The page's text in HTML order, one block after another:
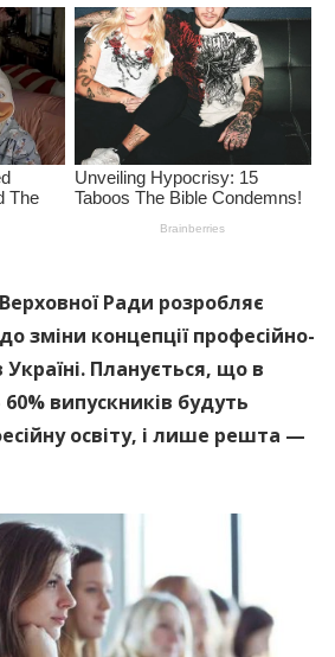
Ради розробляє
зміни концепції професійно-
Україні. Планується, що в
випускників будуть
освіту, і лише решта —